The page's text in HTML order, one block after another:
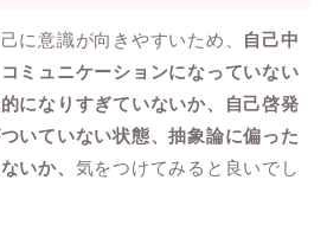
に意識が向きやすいため、 自己中
ミュニケーションになっていない
になりすぎていないか、自己啓発
いていない状態、抽象論に偏った
いか、 気をつけてみると良いでし